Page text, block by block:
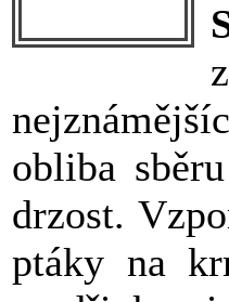
obliba
drzost.
ptáky na